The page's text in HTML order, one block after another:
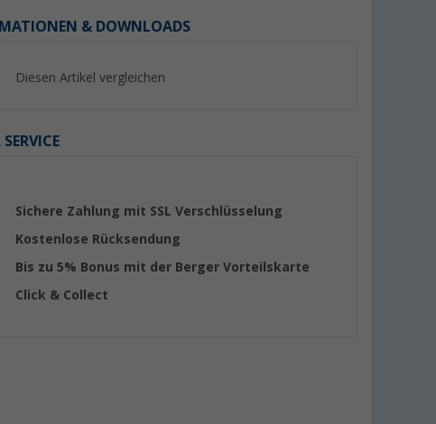
& DOWNLOADS
Diesen Artikel vergleichen
Sichere Zahlung mit SSL Verschlüsselung
Kostenlose Rücksendung
Bis zu 5% Bonus mit der Berger Vorteilskarte
Click & Collect
%
Schlauchbox-Komplettset
34,99€
UVP 41,25 €